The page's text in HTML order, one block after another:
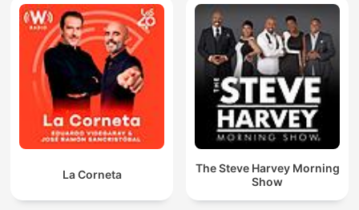
La Corneta
The Steve Harvey Morning
Show